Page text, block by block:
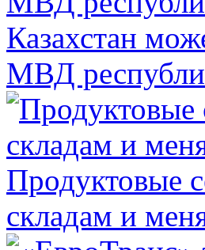
Казахстан
МВД
Продуктовые
складам и